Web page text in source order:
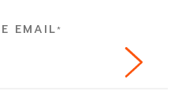
EMAIL*